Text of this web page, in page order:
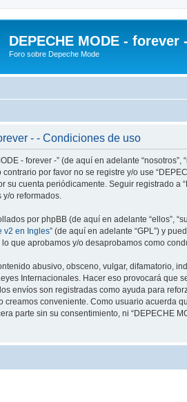
DEPECHE MODE - forever -
Foro sobre Depeche Mode
- - Condiciones de uso
- forever -” (de aquí en adelante
por favor no se registre y/o use
su cuenta periódicamente. Seguir registrado a
o reformados.
por phpBB (de aquí en adelante “ellos”,
v2 en Ingles” (de aquí en adelante “GPL”) y
que aprobamos y/o desaprobamos como
abusivo, obsceno, vulgar, difamatorio,
Internacionales. Hacer eso provocará que
envíos son registradas como ayuda para
creamos conveniente. Como usuario acuerda
parte sin su consentimiento, ni “DEPECHE